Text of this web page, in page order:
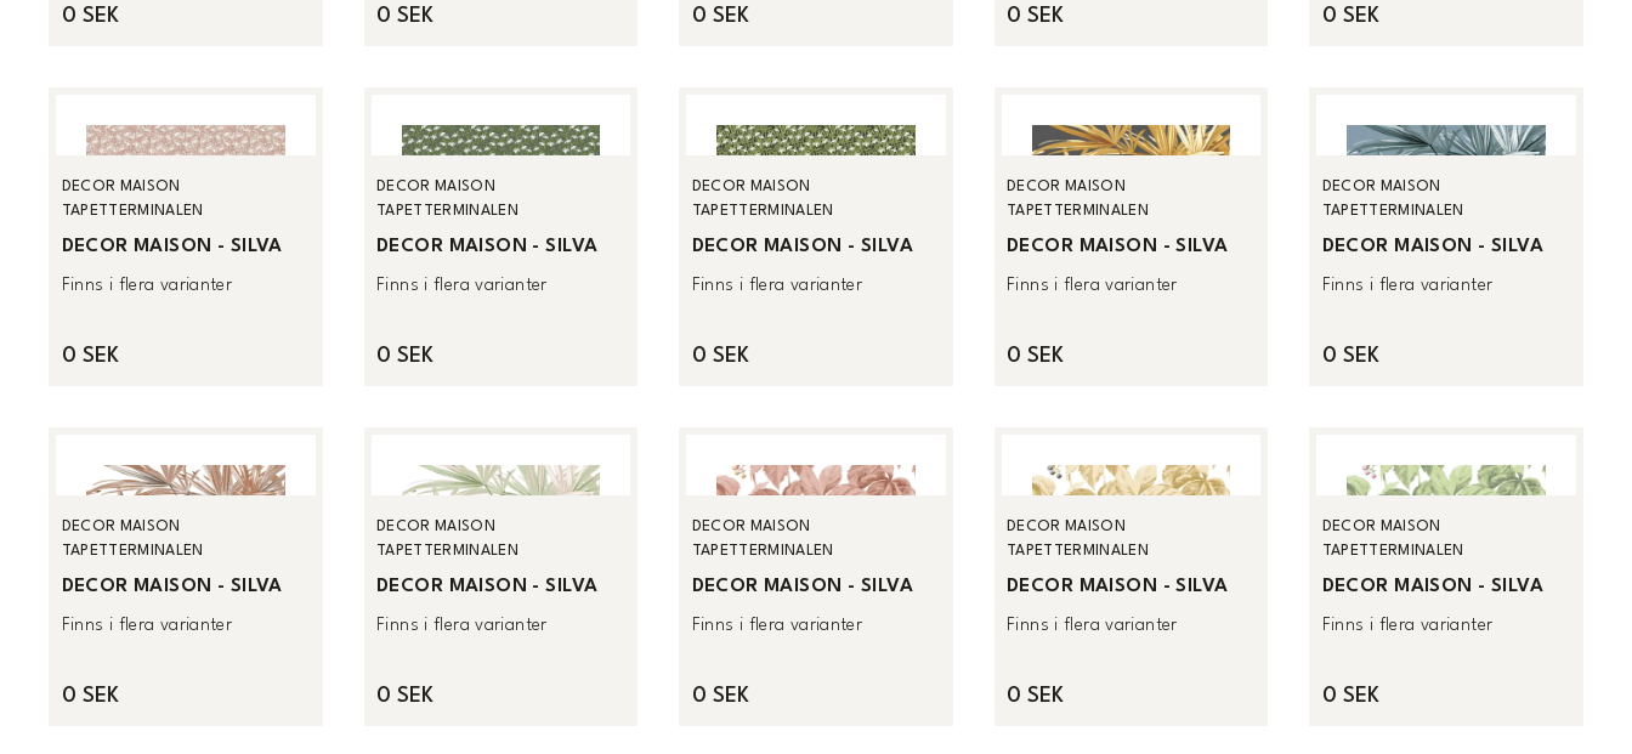
0 SEK 0 SEK 0 SEK 0 SEK 0 SEK
DECOR MAISON
TAPETTERMINALEN
DECOR MAISON - SILVA
Finns i flera varianter
0 SEK
DECOR MAISON
TAPETTERMINALEN
DECOR MAISON - SILVA
Finns i flera varianter
0 SEK
DECOR MAISON
TAPETTERMINALEN
DECOR MAISON - SILVA
Finns i flera varianter
0 SEK
DECOR MAISON
TAPETTERMINALEN
DECOR MAISON - SILVA
Finns i flera varianter
0 SEK
DECOR MAISON
TAPETTERMINALEN
DECOR MAISON - SILVA
Finns i flera varianter
0 SEK
DECOR MAISON
TAPETTERMINALEN
DECOR MAISON - SILVA
Finns i flera varianter
0 SEK
DECOR MAISON
TAPETTERMINALEN
DECOR MAISON - SILVA
Finns i flera varianter
0 SEK
DECOR MAISON
TAPETTERMINALEN
DECOR MAISON - SILVA
Finns i flera varianter
0 SEK
DECOR MAISON
TAPETTERMINALEN
DECOR MAISON - SILVA
Finns i flera varianter
0 SEK
DECOR MAISON
TAPETTERMINALEN
DECOR MAISON - SILVA
Finns i flera varianter
0 SEK